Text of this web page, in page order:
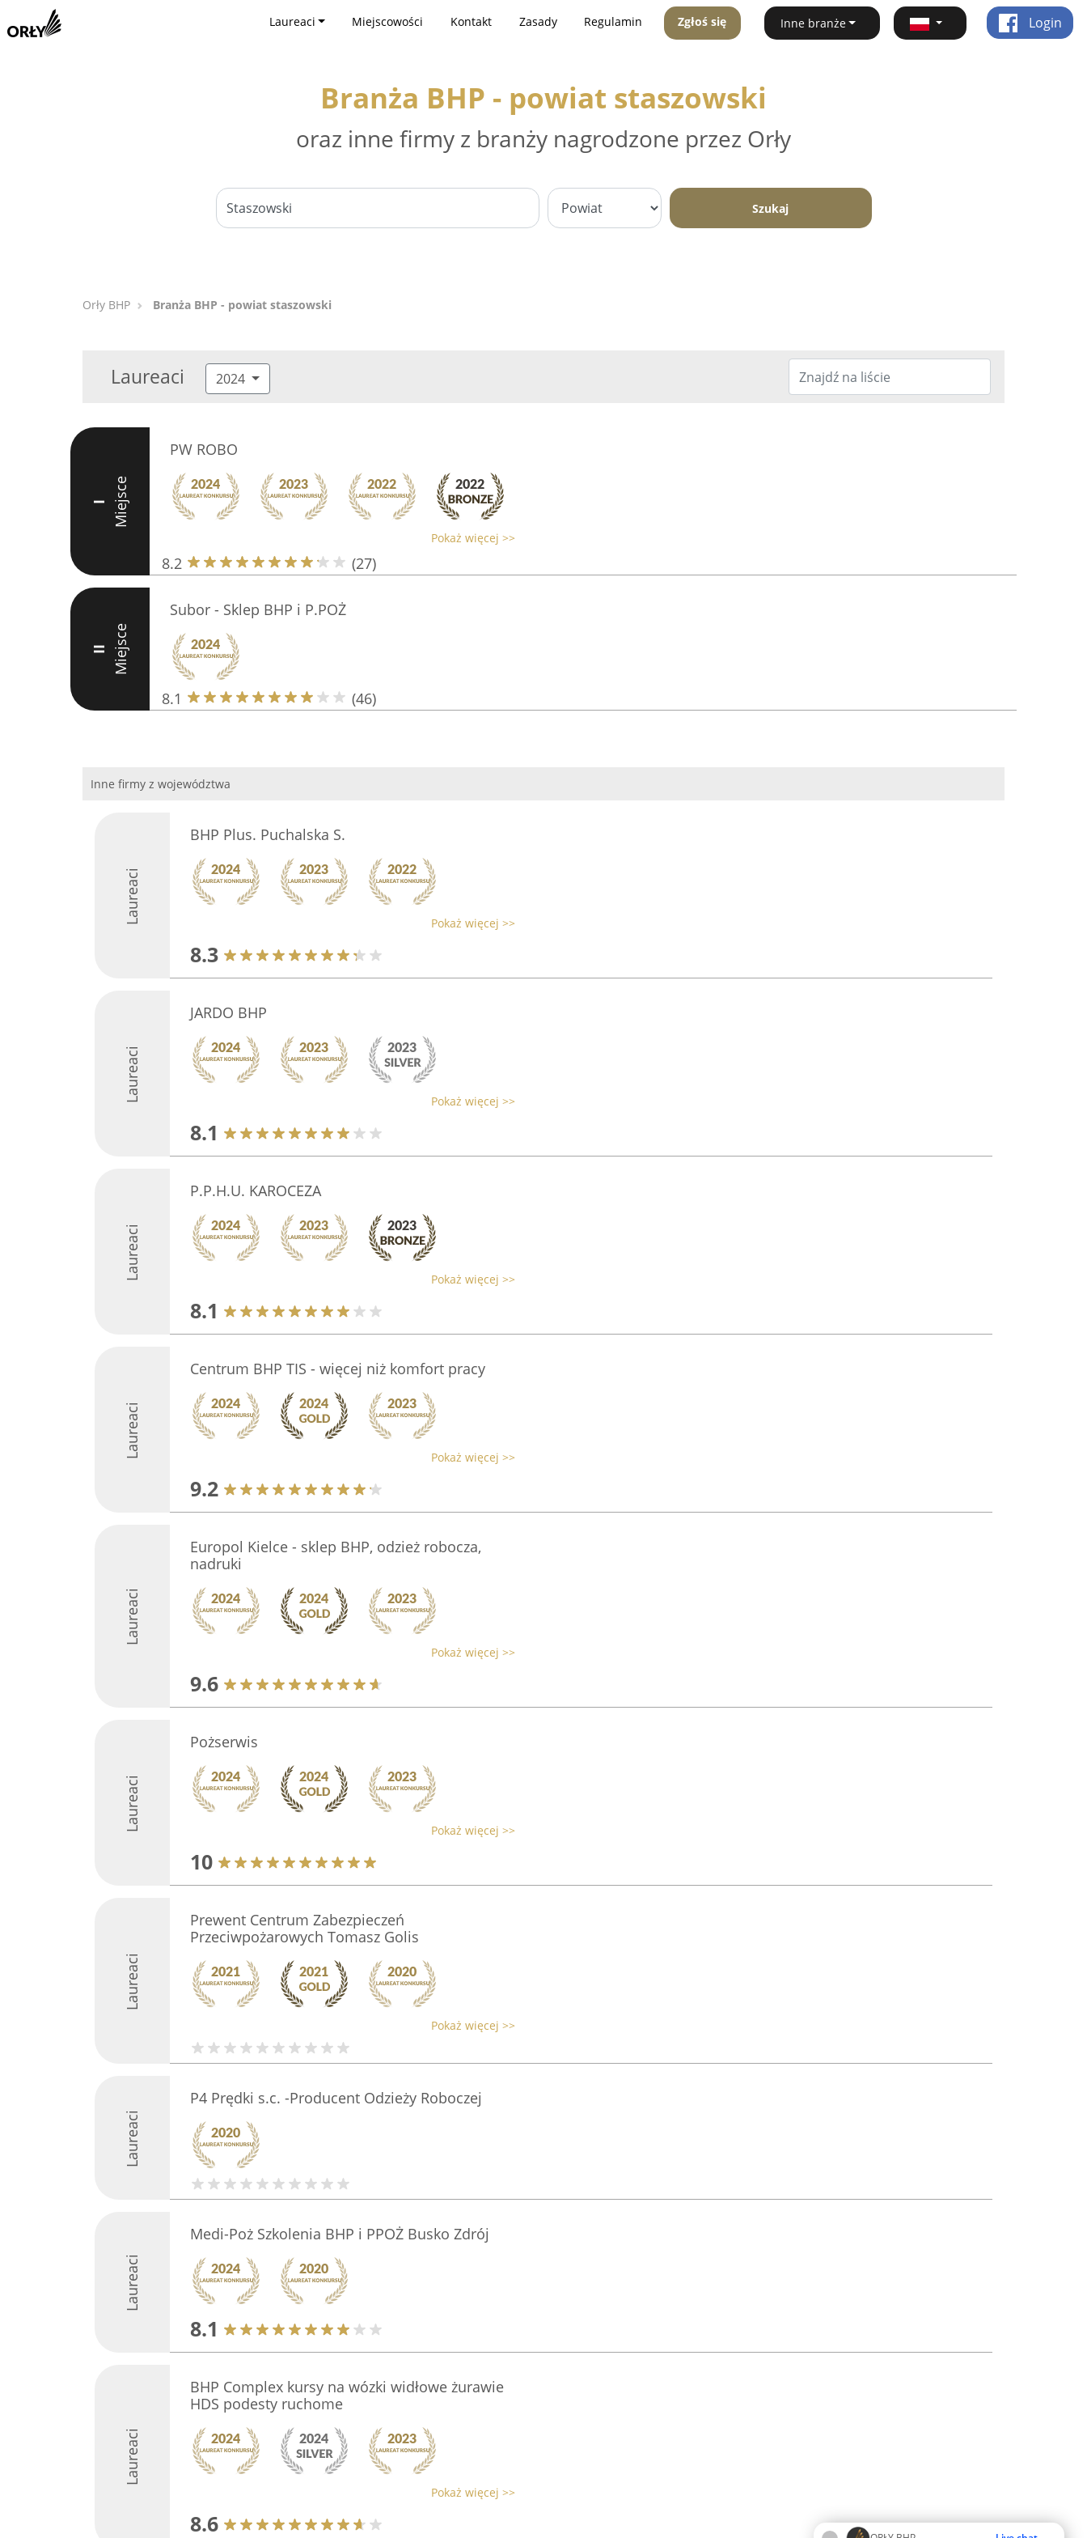
Laureaci Miejscowości Kontakt Zasady Regulamin Zgłoś się Inne branże Login
Branża BHP - powiat staszowski
oraz inne firmy z branży nagrodzone przez Orły
Szukaj
Orły BHP Branża BHP - powiat staszowski
Laureaci 2024
I Miejsce
PW ROBO
Pokaż więcej >>
8.2 (27)
II Miejsce
Subor - Sklep BHP i P.POŻ
8.1 (46)
Inne firmy z województwa
Laureaci
BHP Plus. Puchalska S.
Pokaż więcej >>
8.3
Laureaci
JARDO BHP
Pokaż więcej >>
8.1
Laureaci
P.P.H.U. KAROCEZA
Pokaż więcej >>
8.1
Laureaci
Centrum BHP TIS - więcej niż komfort pracy
Pokaż więcej >>
9.2
Laureaci
Europol Kielce - sklep BHP, odzież robocza,
nadruki
Pokaż więcej >>
9.6
Laureaci
Pożserwis
Pokaż więcej >>
10
Laureaci
Prewent Centrum Zabezpieczeń
Przeciwpożarowych Tomasz Golis
Pokaż więcej >>
Laureaci
P4 Prędki s.c. -Producent Odzieży Roboczej
Laureaci
Medi-Poż Szkolenia BHP i PPOŻ Busko Zdrój
8.1
Laureaci
BHP Complex kursy na wózki widłowe żurawie
HDS podesty ruchome
Pokaż więcej >>
8.6